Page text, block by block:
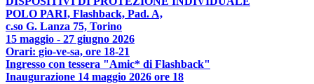
POLO PARI, Flashback, Pad. A,
c.so G. Lanza 75, Torino
15 maggio - 27 giugno 2026
Orari: gio-ve-sa, ore 18-21
Ingresso con tessera "Amic* di Flashback"
Inaugurazione 14 maggio 2026 ore 18